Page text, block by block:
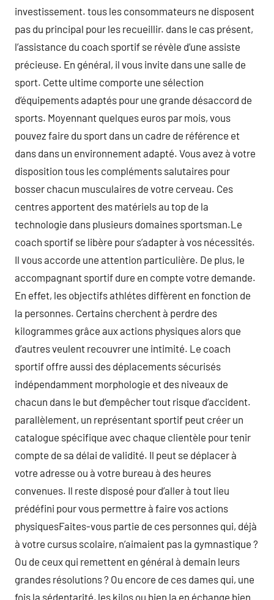
investissement. tous les consommateurs ne disposent
pas du principal pour les recueillir. dans le cas présent,
l’assistance du coach sportif se révèle d’une assiste
précieuse. En général, il vous invite dans une salle de
sport. Cette ultime comporte une sélection
d’équipements adaptés pour une grande désaccord de
sports. Moyennant quelques euros par mois, vous
pouvez faire du sport dans un cadre de référence et
dans dans un environnement adapté. Vous avez à votre
disposition tous les compléments salutaires pour
bosser chacun musculaires de votre cerveau. Ces
centres apportent des matériels au top de la
technologie dans plusieurs domaines sportsman.Le
coach sportif se libère pour s’adapter à vos nécessités.
Il vous accorde une attention particulière. De plus, le
accompagnant sportif dure en compte votre demande.
En effet, les objectifs athlétes diffèrent en fonction de
la personnes. Certains cherchent à perdre des
kilogrammes grâce aux actions physiques alors que
d’autres veulent recouvrer une intimité. Le coach
sportif offre aussi des déplacements sécurisés
indépendamment morphologie et des niveaux de
chacun dans le but d’empêcher tout risque d’accident.
parallèlement, un représentant sportif peut créer un
catalogue spécifique avec chaque clientèle pour tenir
compte de sa délai de validité. Il peut se déplacer à
votre adresse ou à votre bureau à des heures
convenues. Il reste disposé pour d’aller à tout lieu
prédéfini pour vous permettre à faire vos actions
physiquesFaites-vous partie de ces personnes qui, déjà
à votre cursus scolaire, n’aimaient pas la gymnastique ?
Ou de ceux qui remettent en général à demain leurs
grandes résolutions ? Ou encore de ces dames qui, une
fois la sédentarité, les kilos ou bien la en échange bien